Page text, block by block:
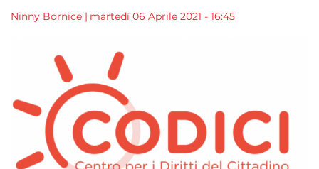
Ninny Bornice | martedì 06 Aprile 2021 - 16:45